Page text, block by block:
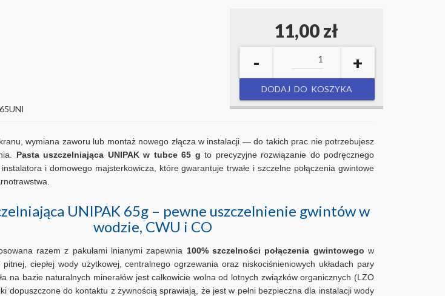
11,00 zł
- +
DODAJ DO KOSZYKA
wymiana zaworu lub montaż nowego złącza w instalacji — do takich prac nie potrzebujesz
Pasta uszczelniająca UNIPAK w tubce 65 g to precyzyjne rozwiązanie do podręcznego
i domowego majsterkowicza, które gwarantuje trwałe i szczelne połączenia gwintowe
UNIPAK 65g – pewne uszczelnienie gwintów w
wodzie, CWU i CO
razem z pakułami lnianymi zapewnia 100% szczelności połączenia gwintowego w
ciepłej wody użytkowej, centralnego ogrzewania oraz niskociśnieniowych układach pary
na bazie naturalnych minerałów jest całkowicie wolna od lotnych związków organicznych (LZO
dopuszczone do kontaktu z żywnością sprawiają, że jest w pełni bezpieczna dla instalacji wody